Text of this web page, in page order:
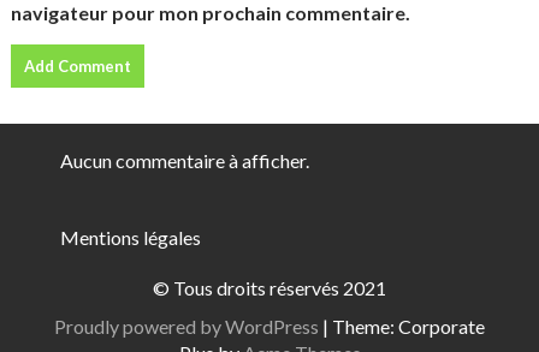
navigateur pour mon prochain commentaire.
Aucun commentaire à afficher.
Mentions légales
© Tous droits réservés 2021
Proudly powered by WordPress | Theme: Corporate